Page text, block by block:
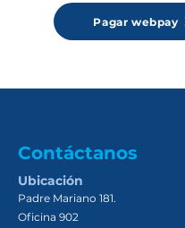
Pagar webpay
Contáctanos
Ubicación
Padre Mariano 181.
Oficina 902